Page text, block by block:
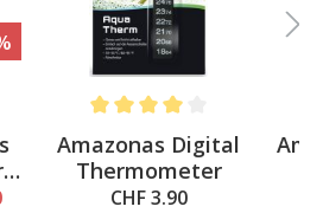
4.6 out of 5 starsAverage rating of 4 out of 5
Amazonas Digital
Thermometer
CHF 3.90